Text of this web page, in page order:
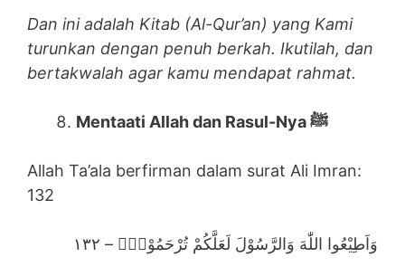
Dan ini adalah Kitab (Al-Qur’an) yang Kami
turunkan dengan penuh berkah. Ikutilah, dan
bertakwalah agar kamu mendapat rahmat.
Mentaati Allah dan Rasul-Nya ﷺ
Allah Ta’ala berfirman dalam surat Ali Imran:
132
وَاَطِيْعُوا اللّٰهَ وَالرَّسُوْلَ لَعَلَّكُمْ تُرْحَمُوْنَۚ – ١٣٢